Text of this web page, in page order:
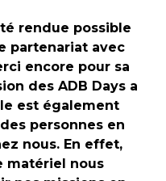
rendue possible
partenariat avec
encore pour sa
des ADB Days a
est également
personnes en
nous. En effet,
matériel nous